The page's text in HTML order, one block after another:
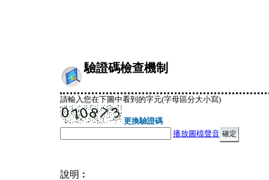
驗證碼檢查機制
請輸入您在下圖中看到的字元(字母區分大小寫)
更換驗證碼
播放圖檔聲音
說明︰